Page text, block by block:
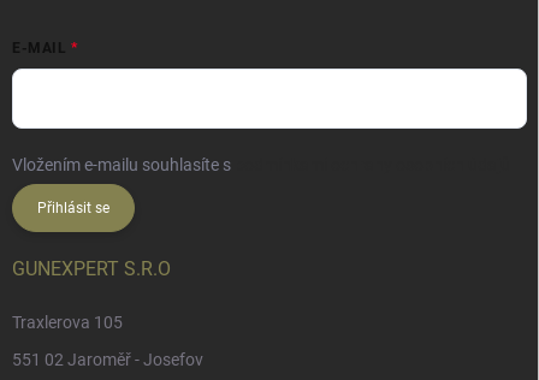
E-MAIL
Vložením e-mailu souhlasíte s
Přihlásit se
GUNEXPERT S.R.O
Traxlerova 105
551 02 Jaroměř - Josefov